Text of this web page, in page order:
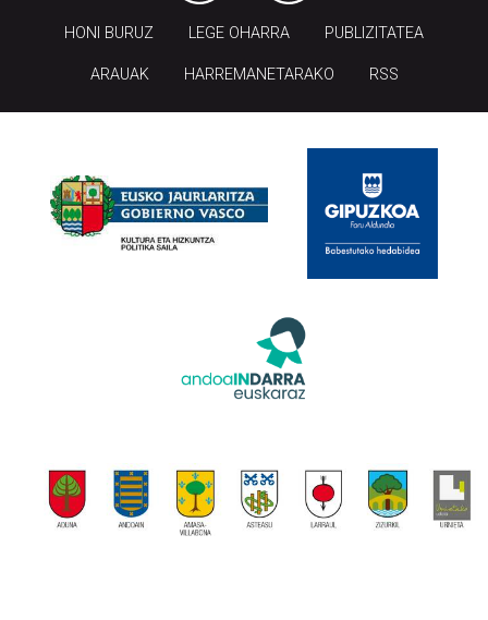
HONI BURUZ LEGE OHARRA PUBLIZITATEA
ARAUAK HARREMANETARAKO RSS